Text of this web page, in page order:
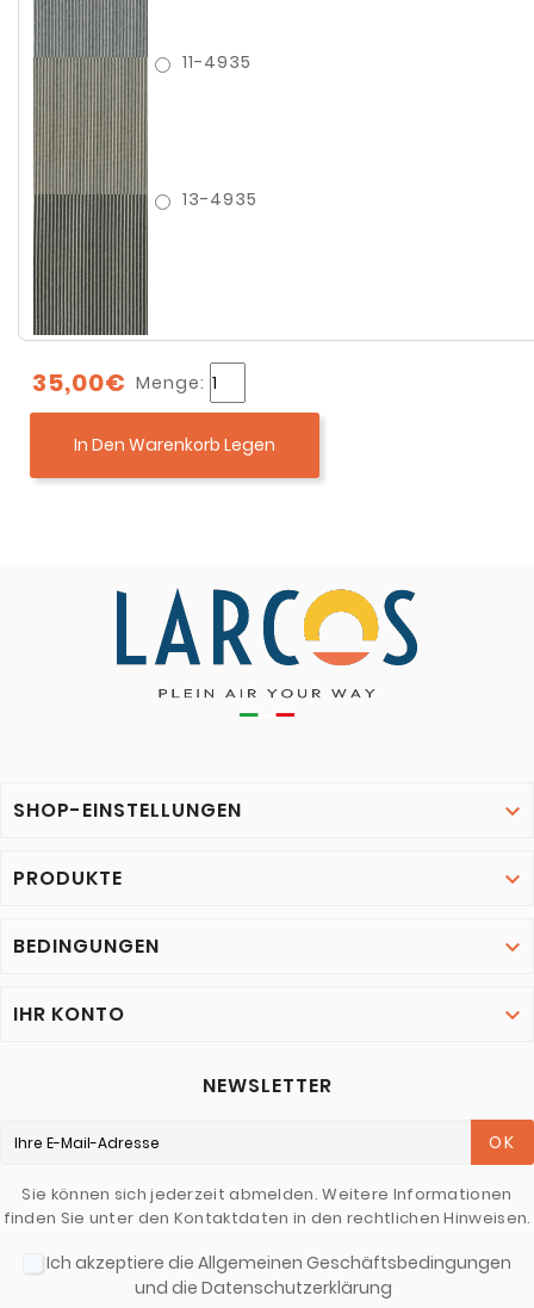
11-4935
13-4935
35,00€ Menge:
In Den Warenkorb Legen
SHOP-EINSTELLUNGEN 
PRODUKTE 
BEDINGUNGEN 
IHR KONTO 
NEWSLETTER
OK
Sie können sich jederzeit abmelden. Weitere Informationen
finden Sie unter den Kontaktdaten in den rechtlichen Hinweisen.
Ich akzeptiere die Allgemeinen Geschäftsbedingungen
und die Datenschutzerklärung